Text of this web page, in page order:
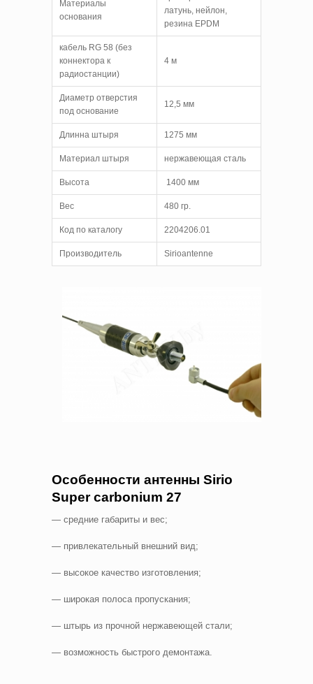
Материалы
основания
латунь, нейлон,
резина EPDM
кабель RG 58 (без
коннектора к
радиостанции)
4 м
Диаметр отверстия
под основание
12,5 мм
Длинна штыря 1275 мм
Материал штыря нержавеющая сталь
Высота 1400 мм
Вес 480 гр.
Код по каталогу 2204206.01
Производитель Sirioantenne
Особенности антенны Sirio
Super carbonium 27
— средние габариты и вес;
— привлекательный внешний вид;
— высокое качество изготовления;
— широкая полоса пропускания;
— штырь из прочной нержавеющей стали;
— возможность быстрого демонтажа.